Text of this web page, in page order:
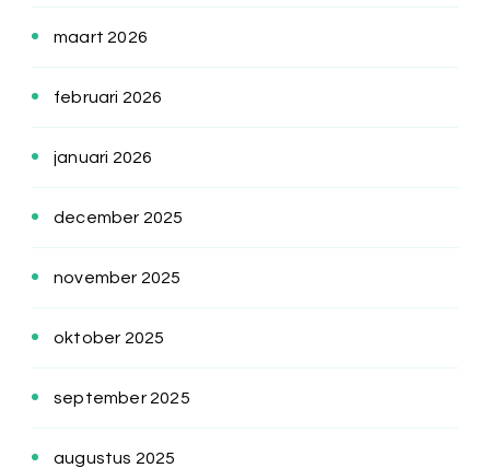
maart 2026
februari 2026
januari 2026
december 2025
november 2025
oktober 2025
september 2025
augustus 2025